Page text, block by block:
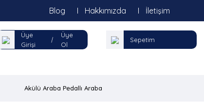
Blog Hakkımızda İletişim
Üye
Girişi
|
Üye
Ol
Sepetim
Akülü Araba Pedallı Araba